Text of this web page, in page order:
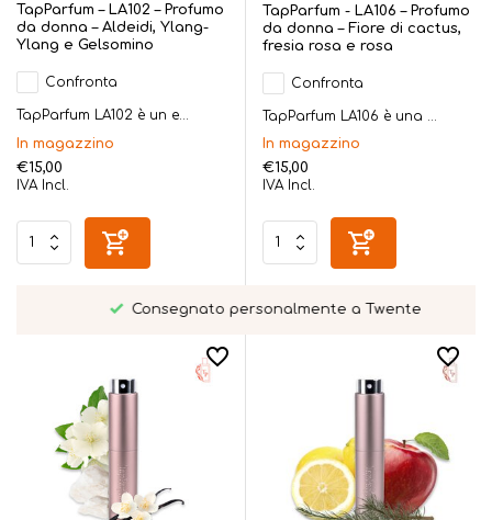
TapParfum – LA102 – Profumo
da donna – Aldeidi, Ylang-
Ylang e Gelsomino
Confronta
TapParfum LA102 è un e...
In magazzino
€15,00
IVA Incl.
TapParfum - LA106 – Profumo
da donna – Fiore di cactus,
fresia rosa e rosa
Confronta
TapParfum LA106 è una ...
In magazzino
€15,00
IVA Incl.
Consegnato personalmente a Twente